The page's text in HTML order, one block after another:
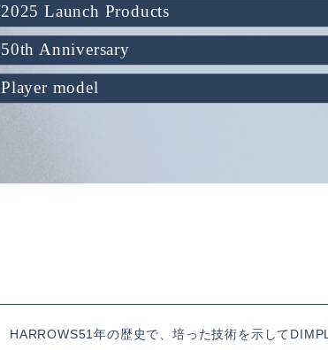
2025 Launch Products
50th Anniversary
Player model
HARROWS51年の歴史で、培った技術を示して